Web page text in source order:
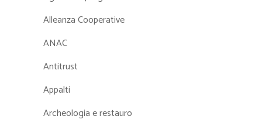
Alleanza Cooperative
ANAC
Antitrust
Appalti
Archeologia e restauro